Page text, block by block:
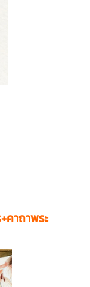
าถาพระ